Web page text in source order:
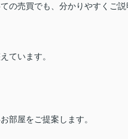
の売買でも、分かりやすくご説
ています。
部屋をご提案します。